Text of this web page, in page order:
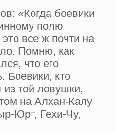
«Когда боевики
полю
все ж почти на
Пом­ню, как
что его
Боевики, кто
той ловушки,
на Алхан-Калу
Юрт, Гехи-Чу,